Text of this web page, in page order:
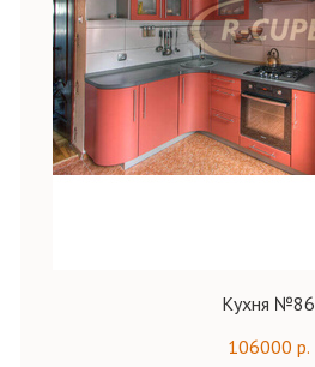
Кухня №86
106000 р.